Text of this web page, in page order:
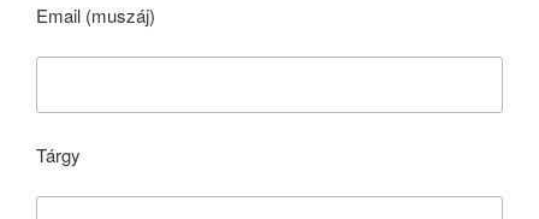
Email (muszáj)
Tárgy